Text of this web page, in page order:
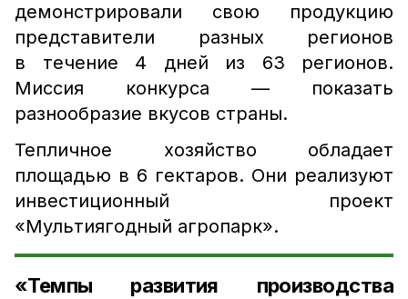
демонстрировали свою продукцию
представители разных регионов
в течение 4 дней из 63 регионов.
Миссия конкурса — показать
разнообразие вкусов страны.
Тепличное хозяйство обладает
площадью в 6 гектаров. Они реализуют
инвестиционный проект
«Мультиягодный агропарк».
«Темпы развития производства